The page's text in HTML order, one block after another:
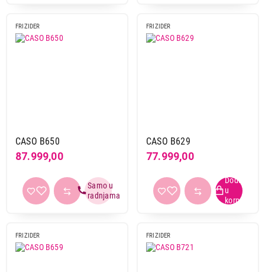
FRIZIDER
CASO B650
87.999,00
FRIZIDER
CASO B629
77.999,00
FRIZIDER FRIZIDER